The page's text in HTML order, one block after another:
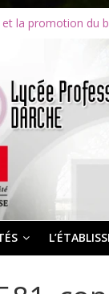
en haut du podium
et la promotion du
vacances à tous !
septembre 2026
au Lycée